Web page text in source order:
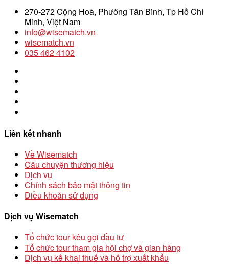
270-272 Cộng Hoà, Phường Tân Bình, Tp Hồ Chí
Minh, Việt Nam
info@wisematch.vn
wisematch.vn
035 462 4102
Liên kết nhanh
Về Wisematch
Câu chuyện thương hiệu
Dịch vụ
Chính sách bảo mật thông tin
Điều khoản sử dụng
Dịch vụ Wisematch
Tổ chức tour kêu gọi đầu tư
Tổ chức tour tham gia hội chợ và gian hàng
Dịch vụ kế khai thuế và hỗ trợ xuất khẩu